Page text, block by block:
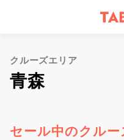
クルーズエリア
青森
セール中のクルー